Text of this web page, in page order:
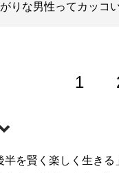
りな男性ってカッコ
1
岡市出身。関西外国
半を賢く楽しく生き